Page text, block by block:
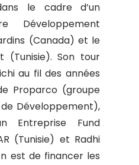
le cadre d’un
Développement
(Canada) et le
(Tunisie). Son tour
au fil des années
Proparco (groupe
Développement),
Entreprise Fund
(Tunisie) et Radhi
est de financer les